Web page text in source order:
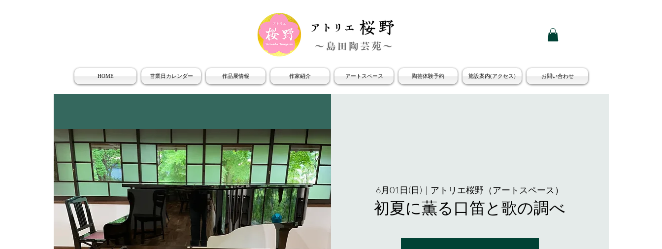
HOME 営業日カレンダー 作品展情報 作家紹介 アートスペース 陶芸体験予約 施設案内(アクセス) お問い合わせ
6月01日(日)
  |
アトリエ桜野（アートスペース）
初夏に薫る口笛と歌の調べ